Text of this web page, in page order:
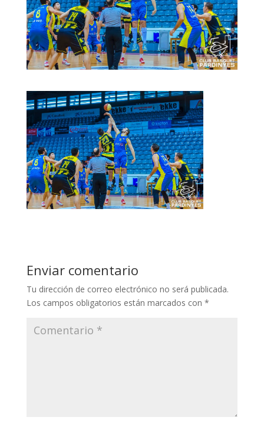
Enviar comentario
Tu dirección de correo electrónico no será publicada.
Los campos obligatorios están marcados con *